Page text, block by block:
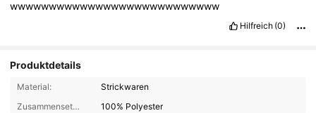
wwwwwwwwwwwwwwwwwwwwwwwwwww
Hilfreich (0)
Produktdetails
Material:
Strickwaren
Zusammensetzung:
100% Polyester